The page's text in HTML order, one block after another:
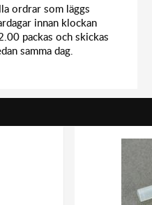
ordrar som läggs
innan klockan
packas och skickas
samma dag.